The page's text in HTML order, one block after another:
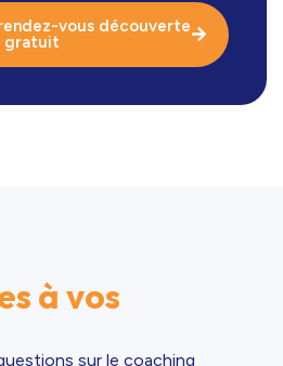
vous découverte
gratuit
à vos
sur le coaching